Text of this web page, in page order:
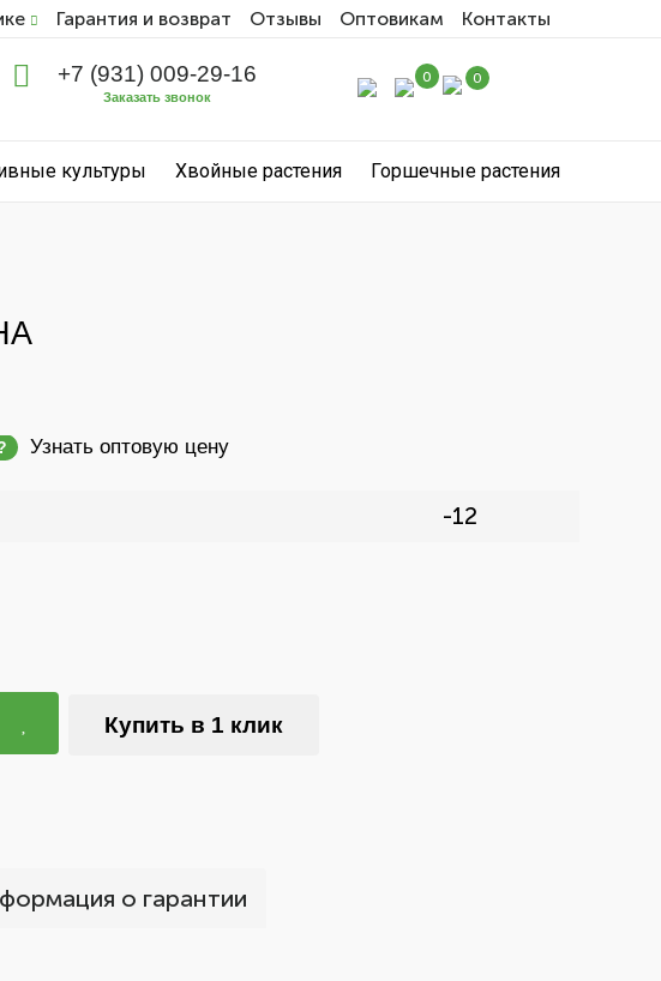
Гарантия и возврат Отзывы Оптовикам Контакты
+7 (931) 009-29-16
Заказать звонок
0 0
культуры Хвойные растения Горшечные растения
Узнать оптовую цену
-12
Купить в 1 клик
о гарантии